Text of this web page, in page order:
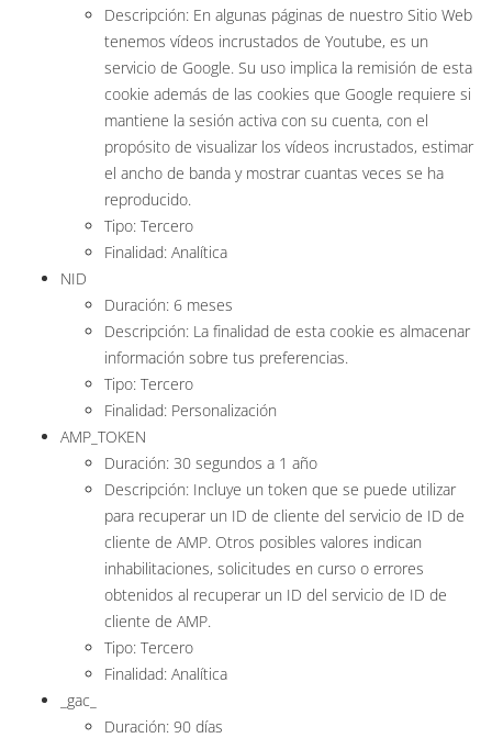
Descripción: En algunas páginas de nuestro Sitio Web
tenemos vídeos incrustados de Youtube, es un
servicio de Google. Su uso implica la remisión de esta
cookie además de las cookies que Google requiere si
mantiene la sesión activa con su cuenta, con el
propósito de visualizar los vídeos incrustados, estimar
el ancho de banda y mostrar cuantas veces se ha
reproducido.
Tipo: Tercero
Finalidad: Analítica
NID
Duración: 6 meses
Descripción: La finalidad de esta cookie es almacenar
información sobre tus preferencias.
Tipo: Tercero
Finalidad: Personalización
AMP_TOKEN
Duración: 30 segundos a 1 año
Descripción: Incluye un token que se puede utilizar
para recuperar un ID de cliente del servicio de ID de
cliente de AMP. Otros posibles valores indican
inhabilitaciones, solicitudes en curso o errores
obtenidos al recuperar un ID del servicio de ID de
cliente de AMP.
Tipo: Tercero
Finalidad: Analítica
_gac_
Duración: 90 días